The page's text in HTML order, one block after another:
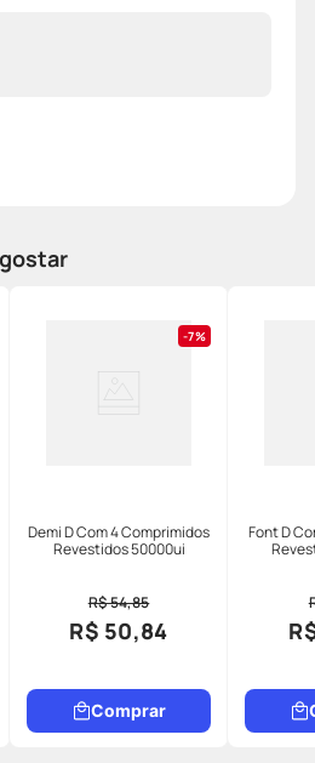
7%
Demi D Com 4 Comprimidos
Revestidos 50000ui
R$ 54,85
R$ 50,84
Comprar
Font D